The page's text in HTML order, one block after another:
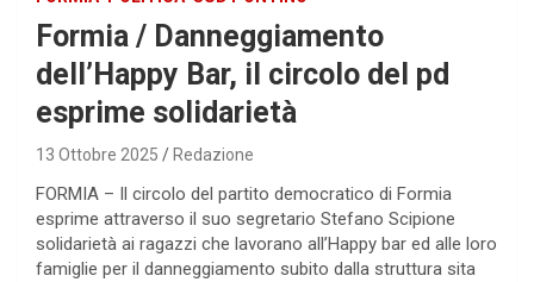
Formia / Danneggiamento
dell’Happy Bar, il circolo del pd
esprime solidarietà
13 Ottobre 2025 Redazione
FORMIA – Il circolo del partito democratico di Formia
esprime attraverso il suo segretario Stefano Scipione
solidarietà ai ragazzi che lavorano all’Happy bar ed alle loro
famiglie per il danneggiamento subito dalla struttura sita